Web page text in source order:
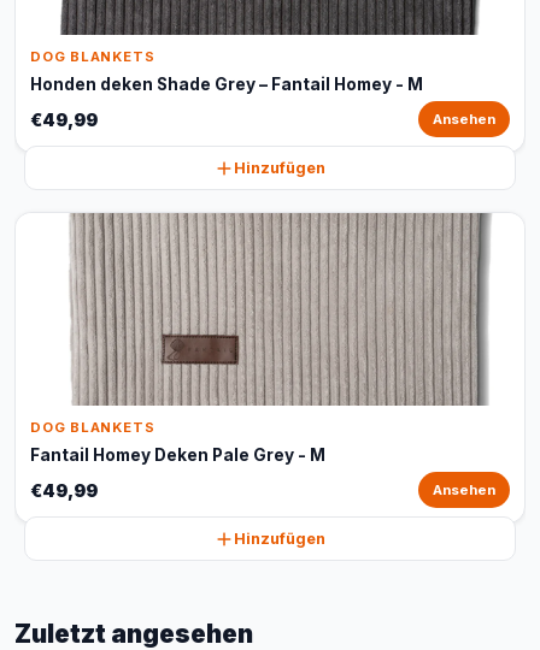
DOG BLANKETS
Honden deken Shade Grey – Fantail Homey - M
€49,99 Ansehen
Hinzufügen
DOG BLANKETS
Fantail Homey Deken Pale Grey - M
€49,99 Ansehen
Hinzufügen
Zuletzt angesehen